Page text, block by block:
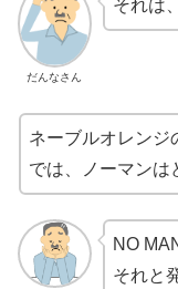
だんなさん
それは
ネーブルオレンジ
では、ノーマンは
NO
それと